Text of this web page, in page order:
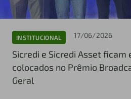
INSTITUCIONAL 17/06/2026
Sicredi e Sicredi Asset
colocados no Prêmio
Geral